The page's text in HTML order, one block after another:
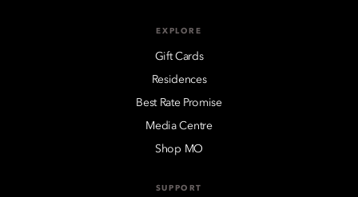
EXPLORE
Gift Cards
Residences
Best Rate Promise
Media Centre
Shop MO
SUPPORT